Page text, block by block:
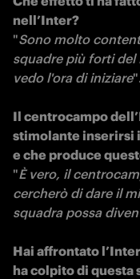
nell’Inter?
"Sono molto
squadre più forti del
vedo l'ora di iniziare
Il centrocampo
stimolante inserirsi
e che produce
"È vero, il
cercherò di dare il
squadra possa
Hai affrontato
ha colpito di questa